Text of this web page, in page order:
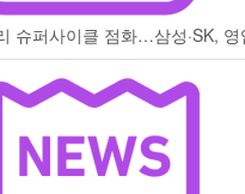
슈퍼사이클 점화…삼성·SK,